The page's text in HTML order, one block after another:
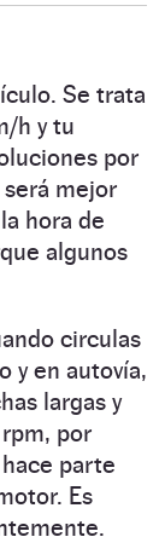
Se trata
h y tu
por
mejor
hora de
algunos
circulas
y en autovía,
largas y
por
hace parte
Es